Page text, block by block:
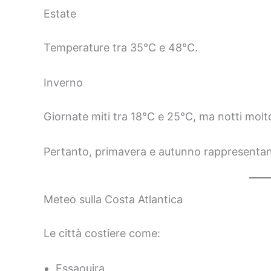
Estate
Temperature tra 35°C e 48°C.
Inverno
Giornate miti tra 18°C e 25°C, ma notti
Pertanto, primavera e autunno
Meteo sulla Costa Atlantica
Le città costiere come:
Essaouira